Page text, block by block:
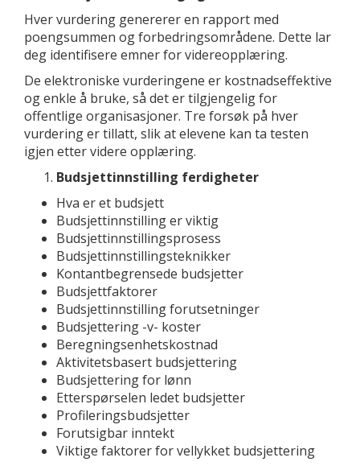
Hver vurdering genererer en rapport med
poengsummen og forbedringsområdene. Dette lar
deg identifisere emner for videreopplæring.
De elektroniske vurderingene er kostnadseffektive
og enkle å bruke, så det er tilgjengelig for
offentlige organisasjoner. Tre forsøk på hver
vurdering er tillatt, slik at elevene kan ta testen
igjen etter videre opplæring.
Budsjettinnstilling ferdigheter
Hva er et budsjett
Budsjettinnstilling er viktig
Budsjettinnstillingsprosess
Budsjettinnstillingsteknikker
Kontantbegrensede budsjetter
Budsjettfaktorer
Budsjettinnstilling forutsetninger
Budsjettering -v- koster
Beregningsenhetskostnad
Aktivitetsbasert budsjettering
Budsjettering for lønn
Etterspørselen ledet budsjetter
Profileringsbudsjetter
Forutsigbar inntekt
Viktige faktorer for vellykket budsjettering